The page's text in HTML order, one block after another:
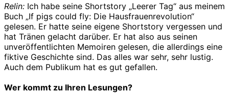
Relin: Ich habe seine Shortstory „Leerer Tag“ aus meinem
Buch „If pigs could fly: Die Hausfrauenrevolution“
gelesen. Er hatte seine eigene Shortstory vergessen und
hat Tränen gelacht darüber. Er hat also aus seinen
unveröffentlichten Memoiren gelesen, die allerdings eine
fiktive Geschichte sind. Das alles war sehr, sehr lustig.
Auch dem Publikum hat es gut gefallen.
Wer kommt zu Ihren Lesungen?